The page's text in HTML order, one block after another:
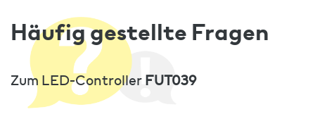
Häufig gestellte Fragen
Zum LED-ControllerFUT039